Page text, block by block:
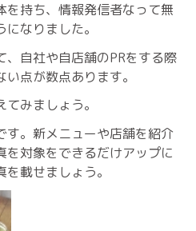
を持ち、情報発信者なって無
なりました。
、自社や自店舗のPRをする際
点が数点あります。
みましょう。
す。新メニューや店舗を紹介
を対象をできるだけアップに
載せましょう。